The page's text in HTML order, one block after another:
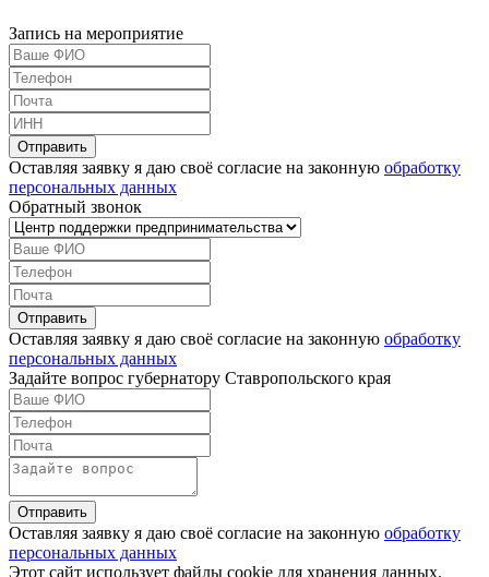
Запись на мероприятие
Оставляя заявку я даю своё согласие на законную обработку
персональных данных
Обратный звонок
Оставляя заявку я даю своё согласие на законную обработку
персональных данных
Задайте вопрос губернатору Ставропольского края
Оставляя заявку я даю своё согласие на законную обработку
персональных данных
Этот сайт использует файлы cookie для хранения данных.